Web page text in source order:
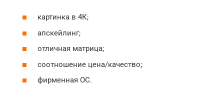
картинка в 4К;
апскейлинг;
отличная матрица;
соотношение цена/качество;
фирменная ОС.